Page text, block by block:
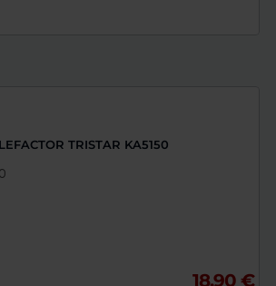
TRISTAR KA5150
18,90 €